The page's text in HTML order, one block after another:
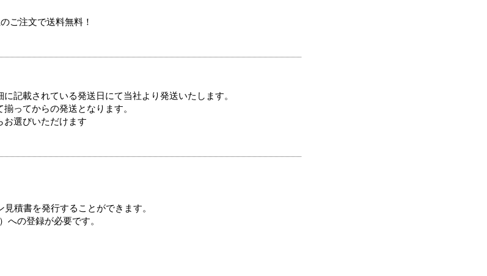
ご注文で送料無料！
記載されている発送日にて当社より発送いたします。
ってからの発送となります。
選びいただけます
積書を発行することができます。
への登録が必要です。